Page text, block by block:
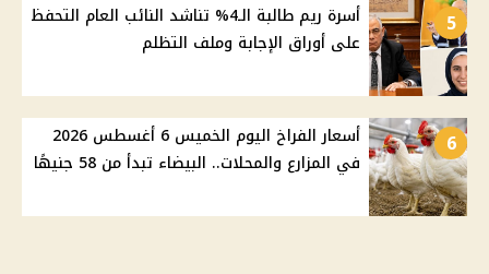
5
أسرة ريم طالبة الـ4% تناشد النائب العام التحفظ
على أوراق الإجابة وملف التظلم
6
أسعار الفراخ اليوم الخميس 6 أغسطس 2026
في المزارع والمحلات.. البيضاء تبدأ من 58 جنيهًا